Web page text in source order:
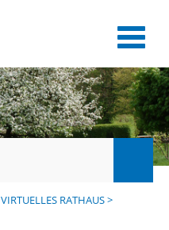
VIRTUELLES RATHAUS>